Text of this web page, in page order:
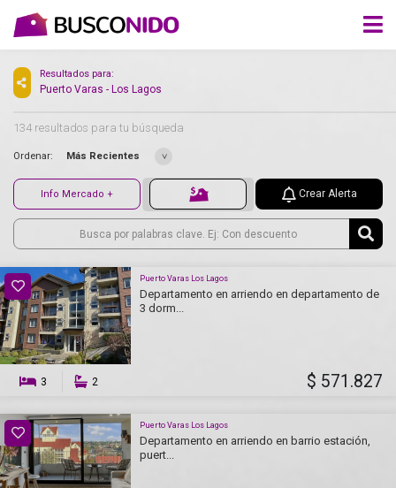
Resultados para:
Puerto Varas - Los Lagos
134 resultados para tu búsqueda
Ordenar: Más Recientes
Info Mercado + Crear Alerta
Puerto Varas Los Lagos
Departamento en arriendo en departamento de
3 dorm...
3 2 $ 571.827
Puerto Varas Los Lagos
Departamento en arriendo en barrio estación,
puert...